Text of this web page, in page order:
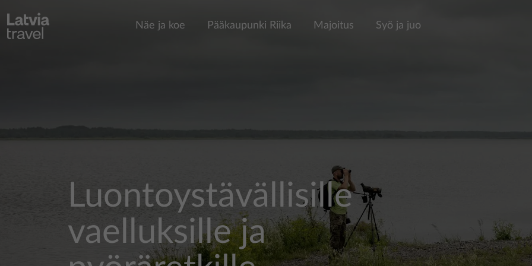
Näe ja koe Pääkaupunki Riika Majoitus Syö ja juo
Luontoystävällisille
vaelluksille ja